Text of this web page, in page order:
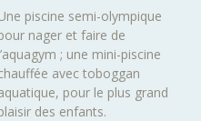
piscine semi-olympique
nager et faire de
; une mini-piscine
avec toboggan
pour le plus grand
des enfants.